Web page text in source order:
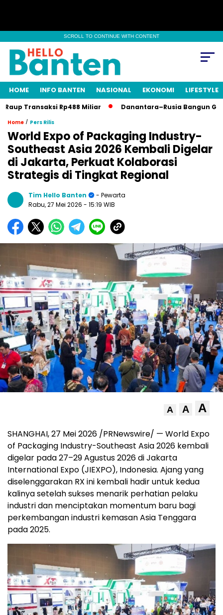
SCROLL TO CONTINUE WITH CONTENT
HOME INFO BANTEN NASIONAL EKONOMI LIFESTYLE
Transaksi Rp488 Miliar Danantara–Rusia Bangun
Home / Pers Rilis
World Expo of Packaging Industry-
Southeast Asia 2026 Kembali Digelar
di Jakarta, Perkuat Kolaborasi
Strategis di Tingkat Regional
Tim Hello Banten
- Pewarta
Rabu, 27 Mei 2026 - 15:19 WIB
A A A
SHANGHAI, 27 Mei 2026 /PRNewswire/ — World Expo
of Packaging Industry-Southeast Asia 2026 kembali
digelar pada 27–29 Agustus 2026 di Jakarta
International Expo (JIEXPO), Indonesia. Ajang yang
diselenggarakan RX ini kembali hadir untuk kedua
kalinya setelah sukses menarik perhatian pelaku
industri dan menciptakan momentum baru bagi
perkembangan industri kemasan Asia Tenggara
pada 2025.